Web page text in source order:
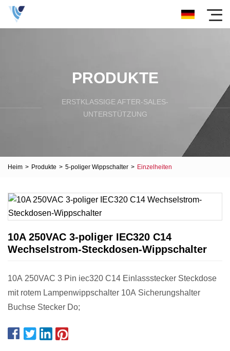
PRODUKTE
ERSTKLASSIGE AFTER-SALES-
UNTERSTÜTZUNG
Heim > Produkte > 5-poliger Wippschalter > Einzelheiten
10A 250VAC 3-poliger IEC320 C14
Wechselstrom-Steckdosen-Wippschalter
10A 250VAC 3 Pin iec320 C14 Einlassstecker Steckdose
mit rotem Lampenwippschalter 10A Sicherungshalter
Buchse Stecker Do;